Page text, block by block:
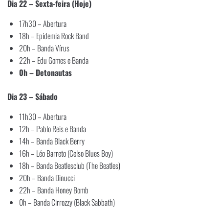
Dia 22 – Sexta-feira (Hoje)
17h30 – Abertura
18h – Epidemia Rock Band
20h – Banda Vírus
22h – Edu Gomes e Banda
0h – Detonautas
Dia 23 – Sábado
11h30 – Abertura
12h – Pablo Reis e Banda
14h – Banda Black Berry
16h – Léo Barreto (Celso Blues Boy)
18h – Banda Beatlesclub (The Beatles)
20h – Banda Dinucci
22h – Banda Honey Bomb
0h – Banda Cirrozzy (Black Sabbath)